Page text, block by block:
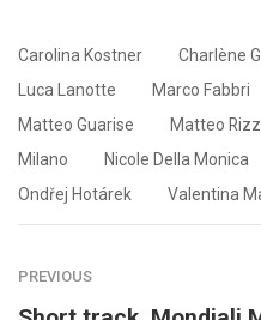
Carolina Kostner
Charlène
Luca Lanotte
Marco Fabbri
Matteo Guarise
Matteo
Milano
Nicole Della Monica
Ondřej Hotárek
Valentina
PREVIOUS